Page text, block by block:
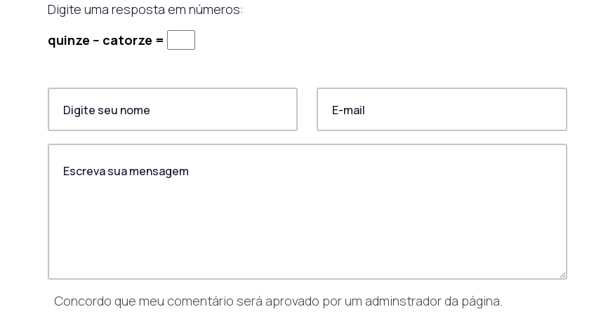
Concordo que meu comentário será aprovado por um adminstrador da página.
Digite uma resposta em números:
quinze − catorze =